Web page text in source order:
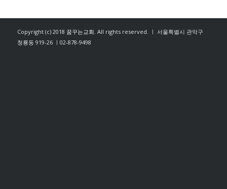
Copyright (c) 2018 꿈꾸는교회. All rights reserved. ㅣ 서울특별시 관악구
청룡동 919-26 ㅣ02-878-9498